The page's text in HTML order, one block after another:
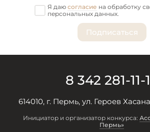
Я даю согласие на обработку
персональных данных.
8 342 281-11-
614010, г. Пермь, ул. Героев
Инициатор и организатор конкурса:
Пермь»